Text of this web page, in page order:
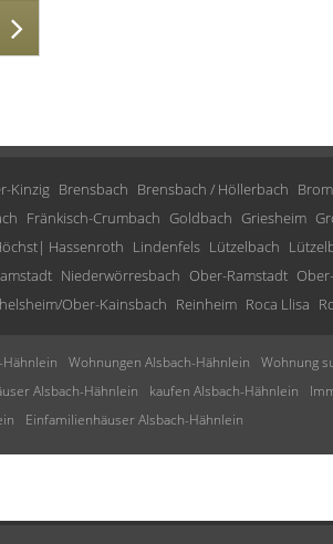
Kinzig Brensbach Brensbach / Höllerbach
Fränkisch-Crumbach Goldbach Griesheim
Hassenroth Lindenfels Lützelbach
Niederwörresbach Ober-Ramstadt
Ober-Kainsbach Reinheim Roca Llisa
Wohnungen Alsbach-Hähnlein Wohnung
Alsbach-Hähnlein kaufen Alsbach-Hähnlein
Einfamilienhäuser Alsbach-Hähnlein